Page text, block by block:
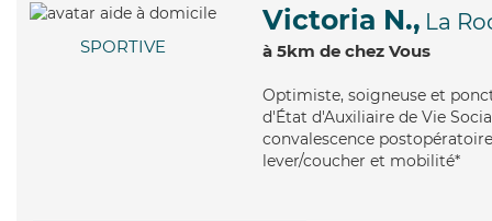
SPORTIVE
Victoria N., La
à 5km de chez Vous
Optimiste, soigneuse et
d'État d'Auxiliaire de Vie
convalescence
lever/coucher et mobilité*